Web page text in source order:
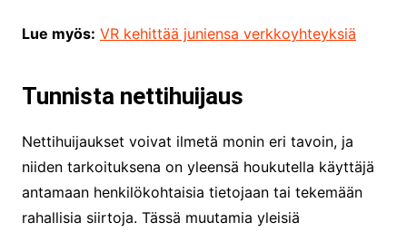
Lue myös: VR kehittää juniensa verkkoyhteyksiä
Tunnista nettihuijaus
Nettihuijaukset voivat ilmetä monin eri tavoin, ja
niiden tarkoituksena on yleensä houkutella käyttäjä
antamaan henkilökohtaisia tietojaan tai tekemään
rahallisia siirtoja. Tässä muutamia yleisiä